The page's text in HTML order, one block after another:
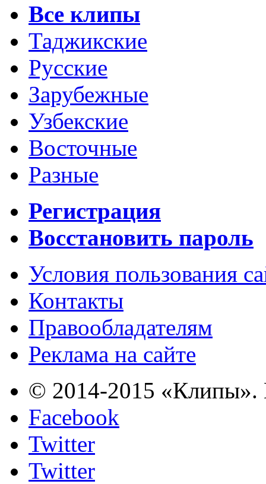
Все клипы
Таджикские
Русские
Зарубежные
Узбекские
Восточные
Разные
Регистрация
Восстановить пароль
Условия пользования
Контакты
Правообладателям
Реклама на сайте
© 2014-2015 «Клипы».
Facebook
Twitter
Twitter